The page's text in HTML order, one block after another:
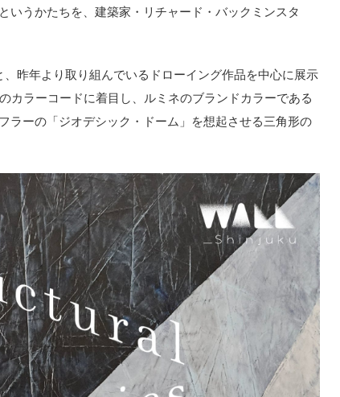
いうかたちを、建築家・リチャード・バックミンスタ
昨年より取り組んでいるドローイング作品を中心に展示
カラーコードに着目し、ルミネのブランドカラーである
ラーの「ジオデシック・ドーム」を想起させる三角形の